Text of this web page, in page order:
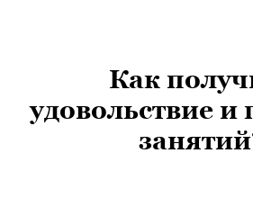
Как
удовольствие и